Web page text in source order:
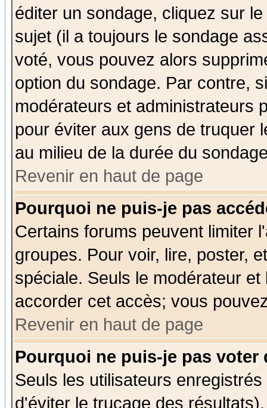
éditer un sondage, cliquez sur
sujet (il a toujours le sondage
voté, vous pouvez alors
option du sondage. Par contre,
modérateurs et administrateurs
pour éviter aux gens de truquer
au milieu de la durée du
Revenir en haut de page
Pourquoi ne puis-je pas
Certains forums peuvent limiter
groupes. Pour voir, lire, poster,
spéciale. Seuls le modérateur
accorder cet accès; vous
Revenir en haut de page
Pourquoi ne puis-je pas voter
Seuls les utilisateurs
d'éviter le trucage des